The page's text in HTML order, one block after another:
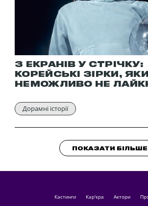
З ЕКРАНІВ У СТРІЧКУ:
КОРЕЙСЬКІ ЗІРКИ,
НЕМОЖЛИВО НЕ
Дорамні історії
ПОКАЗАТИ БІЛЬШЕ
кастинги Кар'єра актори